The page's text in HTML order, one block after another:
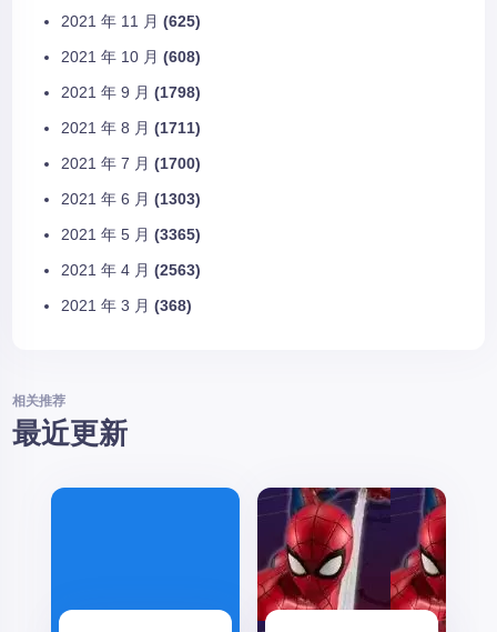
2021 年 11 月 (625)
2021 年 10 月 (608)
2021 年 9 月 (1798)
2021 年 8 月 (1711)
2021 年 7 月 (1700)
2021 年 6 月 (1303)
2021 年 5 月 (3365)
2021 年 4 月 (2563)
2021 年 3 月 (368)
相关推荐
最近更新